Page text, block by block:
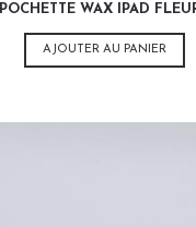
POCHETTE WAX IPAD
AJOUTER AU PANIER